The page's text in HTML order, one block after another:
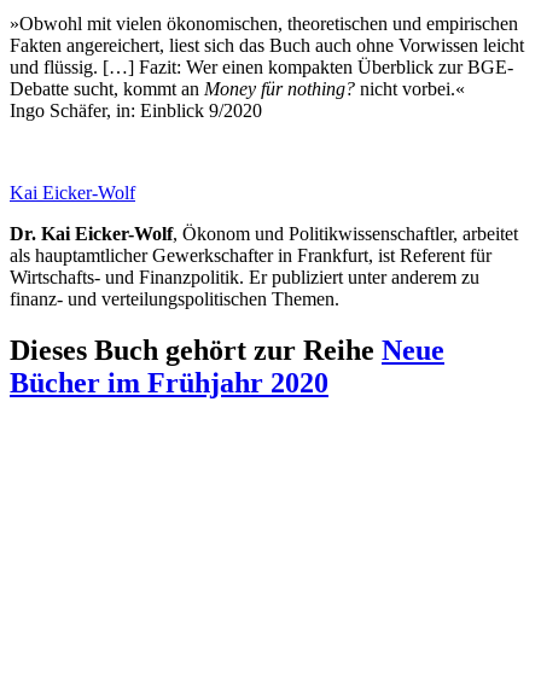
»Obwohl mit vielen ökonomischen, theoretischen und empirischen
Fakten angereichert, liest sich das Buch auch ohne Vorwissen leicht
und flüssig. […] Fazit: Wer einen kompakten Überblick zur BGE-
Debatte sucht, kommt an Money für nothing? nicht vorbei.«
Ingo Schäfer, in: Einblick 9/2020
Kai Eicker-Wolf
Dr. Kai Eicker-Wolf, Ökonom und Politikwissenschaftler, arbeitet
als hauptamtlicher Gewerkschafter in Frankfurt, ist Referent für
Wirtschafts- und Finanzpolitik. Er publiziert unter anderem zu
finanz- und verteilungspolitischen Themen.
Dieses Buch gehört zur Reihe Neue
Bücher im Frühjahr 2020